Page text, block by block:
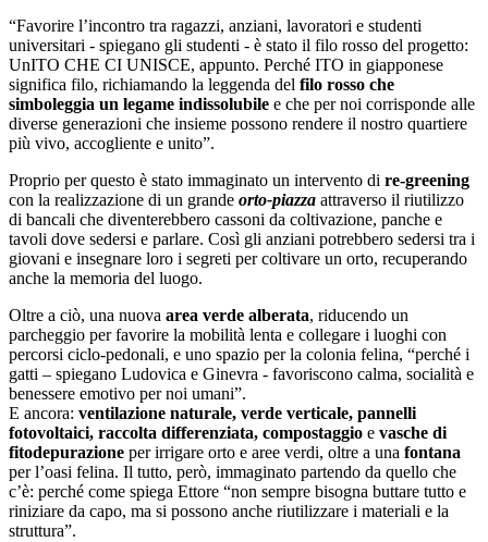
“Favorire l’incontro tra ragazzi, anziani, lavoratori e studenti
universitari - spiegano gli studenti - è stato il filo rosso del progetto:
UnITO CHE CI UNISCE, appunto. Perché ITO in giapponese
significa filo, richiamando la leggenda del filo rosso che
simboleggia un legame indissolubile e che per noi corrisponde alle
diverse generazioni che insieme possono rendere il nostro quartiere
più vivo, accogliente e unito”.
Proprio per questo è stato immaginato un intervento di re-greening
con la realizzazione di un grande orto-piazza attraverso il riutilizzo
di bancali che diventerebbero cassoni da coltivazione, panche e
tavoli dove sedersi e parlare. Così gli anziani potrebbero sedersi tra i
giovani e insegnare loro i segreti per coltivare un orto, recuperando
anche la memoria del luogo.
Oltre a ciò, una nuova area verde alberata, riducendo un
parcheggio per favorire la mobilità lenta e collegare i luoghi con
percorsi ciclo-pedonali, e uno spazio per la colonia felina, “perché i
gatti – spiegano Ludovica e Ginevra - favoriscono calma, socialità e
benessere emotivo per noi umani”.
E ancora: ventilazione naturale, verde verticale, pannelli
fotovoltaici, raccolta differenziata, compostaggio e vasche di
fitodepurazione per irrigare orto e aree verdi, oltre a una fontana
per l’oasi felina. Il tutto, però, immaginato partendo da quello che
c’è: perché come spiega Ettore “non sempre bisogna buttare tutto e
riniziare da capo, ma si possono anche riutilizzare i materiali e la
struttura”.